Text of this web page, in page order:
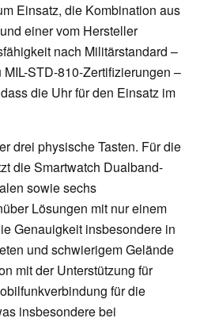
Einsatz, die Kombination aus
einer vom Hersteller
nach Militärstandard –
STD-810-Zertifizierungen –
die Uhr für den Einsatz im
drei physische Tasten. Für die
die Smartwatch Dualband-
sowie sechs
Lösungen mit nur einem
Genauigkeit insbesondere in
und schwierigem Gelände
mit der Unterstützung für
für die
insbesondere bei